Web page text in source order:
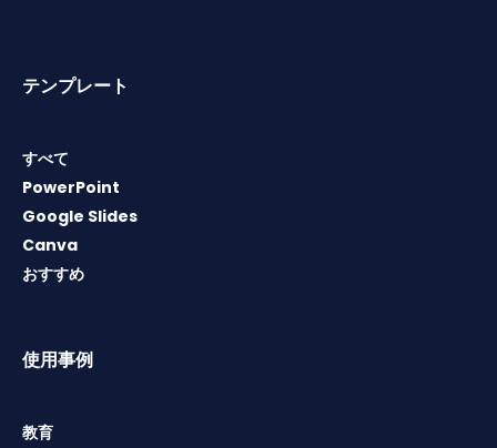
テンプレート
すべて
PowerPoint
Google Slides
Canva
おすすめ
使用事例
教育